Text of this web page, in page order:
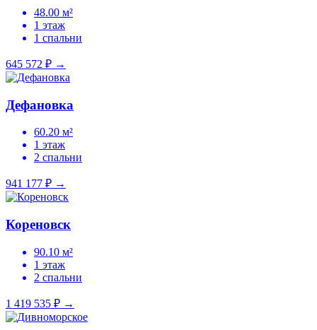
48.00 м²
1 этаж
1 спальни
645 572 ₽ →
Дефановка
60.20 м²
1 этаж
2 спальни
941 177 ₽ →
Кореновск
90.10 м²
1 этаж
2 спальни
1 419 535 ₽ →